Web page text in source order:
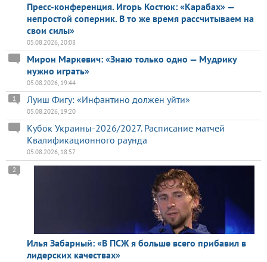
Пресс-конференция. Игорь Костюк: «Карабах» —
непростой соперник. В то же время рассчитываем на
свои силы»
05.08.2026, 20:08
Мирон Маркевич: «Знаю только одно — Мудрику
нужно играть»
05.08.2026, 19:44
Луиш Фигу: «Инфантино должен уйти»
1
05.08.2026, 19:20
Кубок Украины-2026/2027. Расписание матчей
Квалификационного раунда
05.08.2026, 18:57
Илья Забарный: «В ПСЖ я больше всего прибавил в
лидерских качествах»
2